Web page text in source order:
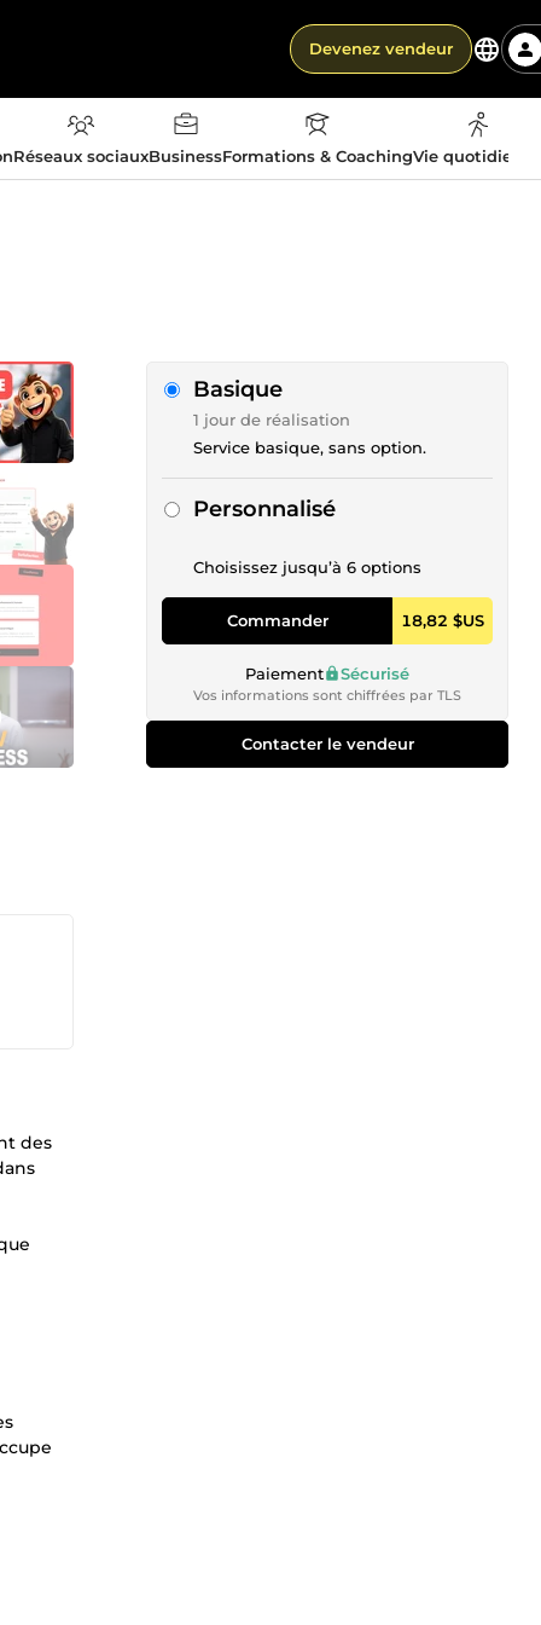
Devenez vendeur
Réseaux sociauxBusinessFormations & CoachingVie
des
Basique
1 jour de réalisation
Service basique, sans option.
Personnalisé
Choisissez jusqu’à 6 options
Commander 18,82 $US
Paiement Sécurisé
Vos informations sont chiffrées par TLS
Contacter le vendeur